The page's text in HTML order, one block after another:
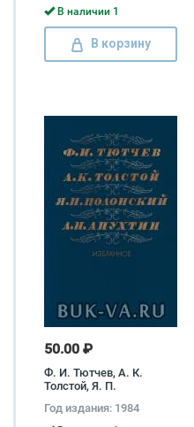
В наличии 1
В корзину
50.00 ₽
Ф. И. Тютчев, А. К.
Толстой, Я. П.
Апухтин. Избранное
Год издания: 1984